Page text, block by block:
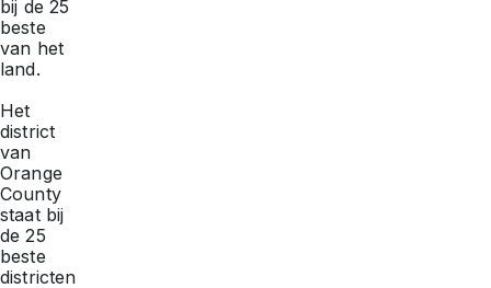
bij de 25
beste
van het
land.
Het
district
van
Orange
County
staat bij
de 25
beste
districten